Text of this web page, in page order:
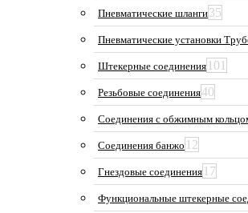
Пневматические шланги35
Пневматические установки
Штекерные соединения 101
Резьбовые соединения40
Соединения с обжимным
Соединения банжо 12
Гнездовые соединения 17
Функциональные штекерные